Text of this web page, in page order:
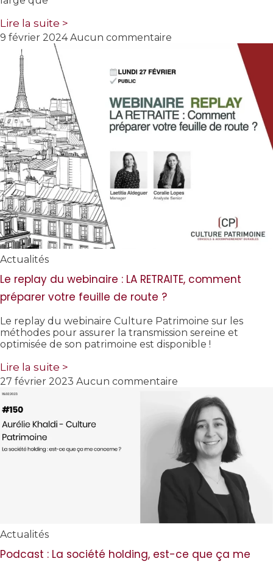
Lire la suite >
9 février 2024Aucun commentaire
Actualités
Le replay du webinaire : LA RETRAITE, comment
préparer votre feuille de route ?
Le replay du webinaire Culture Patrimoine sur les
méthodes pour assurer la transmission sereine et
optimisée de son patrimoine est disponible !
Lire la suite >
27 février 2023 Aucun commentaire
Actualités
Podcast : La société holding, est-ce que ça me